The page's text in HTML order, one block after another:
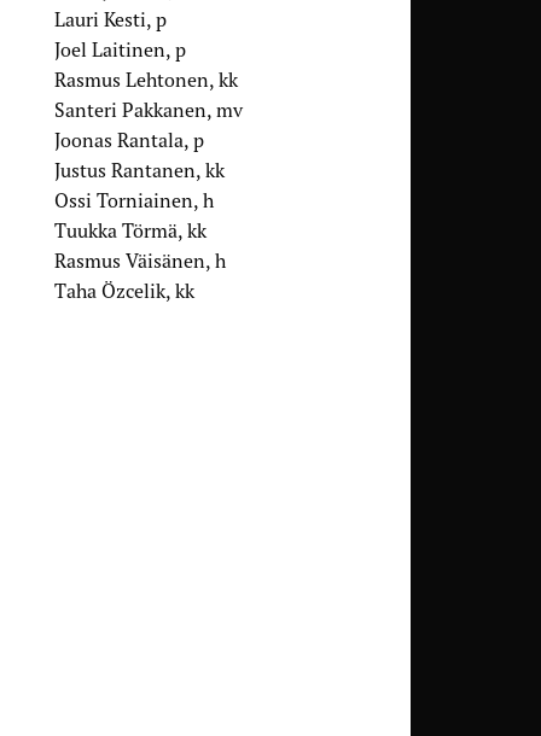
Lauri Kesti, p
Joel Laitinen, p
Rasmus Lehtonen, kk
Santeri Pakkanen, mv
Joonas Rantala, p
Justus Rantanen, kk
Ossi Torniainen, h
Tuukka Törmä, kk
Rasmus Väisänen, h
Taha Özcelik, kk